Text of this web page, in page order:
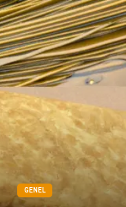
GENEL